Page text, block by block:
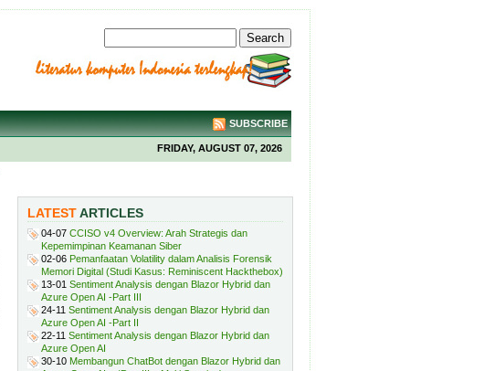
SUBSCRIBE
FRIDAY, AUGUST 07, 2026
LATESTARTICLES
04-07 CCISO v4 Overview: Arah Strategis dan
Kepemimpinan Keamanan Siber
02-06 Pemanfaatan Volatility dalam Analisis Forensik
Memori Digital (Studi Kasus: Reminiscent Hackthebox)
13-01 Sentiment Analysis dengan Blazor Hybrid dan
Azure Open AI -Part III
24-11 Sentiment Analysis dengan Blazor Hybrid dan
Azure Open AI -Part II
22-11 Sentiment Analysis dengan Blazor Hybrid dan
Azure Open AI
30-10 Membangun ChatBot dengan Blazor Hybrid dan